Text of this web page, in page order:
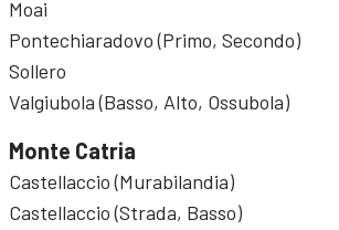
Moai
Pontechiaradovo (Primo, Secondo)
Sollero
Valgiubola (Basso, Alto, Ossubola)
Monte Catria
Castellaccio (Murabilandia)
Castellaccio (Strada, Basso)